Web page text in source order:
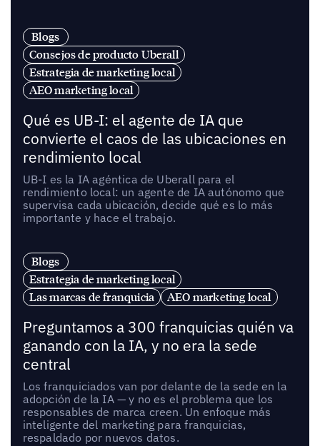
Blogs
Consejos de producto Uberall
Estrategia de marketing local
AEO marketing local
Qué es UB-I: el agente de IA que
convierte el caos de las ubicaciones en
rendimiento local
UB-I es la IA agéntica de Uberall para el
rendimiento local: un agente de IA autónomo que
supervisa cada ubicación, decide qué es lo más
importante y hace el trabajo.
Blogs
Estrategia de marketing local
Las marcas de franquicia
AEO marketing local
Preguntamos a 300 franquicias quién va
ganando con la IA, y no era la sede
central
Los franquiciados van por delante de la sede en la
adopción de la IA — y no es el problema que los
responsables de marca creen. Un enfoque más
inteligente del marketing para franquicias,
respaldado por nuevos datos.